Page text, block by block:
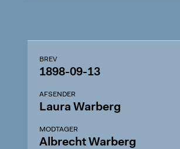
BREV
1898-09-13
AFSENDER
Laura Warberg
MODTAGER
Albrecht Warberg